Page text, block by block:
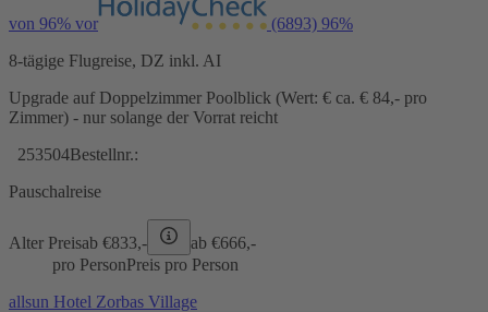
von 96% vor (6893) 96%
8-tägige Flugreise, DZ inkl. AI
Upgrade auf Doppelzimmer Poolblick (Wert: € ca. € 84,- pro
Zimmer) - nur solange der Vorrat reicht
253504Bestellnr.:
Pauschalreise
Alter Preisab €833,- ab €666,-
pro PersonPreis pro Person
allsun Hotel Zorbas Village